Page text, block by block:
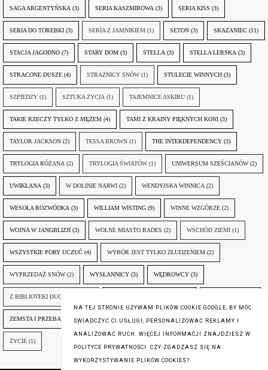
SAGA ARGENTYŃSKA (3) SERIA KASZMIROWA (3) SERIA KISS (3)
SERIA DO TOREBKI (3) SERIA Z JAMNIKIEM (1) SETON (3) SKAZANIEC (11)
STACJA JAGODNO (7) STARY DOM (3) STELLA (3) STELLA LERSKA (3)
STRACONE DUSZE (4) STRAŻNICY SNÓW (1) STULECIE WINNYCH (3)
SZPIEDZY (1) SZTUKA ŻYCIA (1) TAJEMNICE ASKIRU (1)
TAKIE RZECZY TYLKO Z MĘŻEM (4) TAMI Z KRAINY PIĘKNYCH KONI (3)
TAYLOR JACKSON (2) TESSA BROWN (1) THE INTERDEPENDENCY (3)
TRYLOGIA RÓŻANA (2) TRYLOGIA ŚWIATÓW (1) UNIWERSUM SZEŚCIANÓW (2)
UWIKŁANA (3) W DOLINIE NARWI (2) WENDYJSKA WINNICA (2)
WESOŁA ROZWÓDKA (3) WILLIAM WISTING (9) WINNE WZGÓRZE (2)
WOJNA W JANGBLIZJI (3) WOLNE MIASTO RADES (2) WSCHÓD ZIEMI (1)
WSZYSTKIE PORY UCZUĆ (4) WYBÓR JEST TYLKO ZŁUDZENIEM (2)
WYPRZEDAŻ SNÓW (2) WYSŁANNICY (3) WĘDROWCY (3)
Z BIBLIOTEKI DUCHA GÓR
ZEMSTA I PRZEBACZENIE (6) ŚLADY ZBRODNI (3) ŻYCIA W ŻYCIU (3)
ŻYCIE (1)
NA TEJ STRONIE UŻYWAM PLIKÓW COOKIE GOOGLE, BY MÓC
ŚWIADCZYĆ CI USŁUGI, PERSONALIZOWAĆ REKLAMY I
ANALIZOWAĆ RUCH. WIĘCEJ INFORMACJI ZNAJDZIESZ W
POLITYCE PRYWATNOŚCI. CZY ZGADZASZ SIĘ NA
WYKORZYSTYWANIE PLIKÓW COOKIES?